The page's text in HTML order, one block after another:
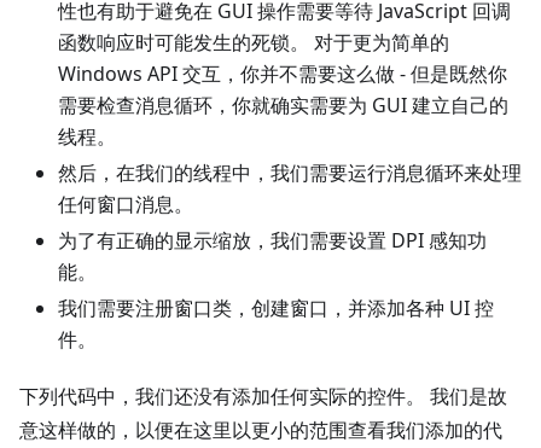
性也有助于避免在 GUI 操作需要等待 JavaScript 回调
函数响应时可能发生的死锁。 对于更为简单的
Windows API 交互，你并不需要这么做 - 但是既然你
需要检查消息循环，你就确实需要为 GUI 建立自己的
线程。
然后，在我们的线程中，我们需要运行消息循环来处理
任何窗口消息。
为了有正确的显示缩放，我们需要设置 DPI 感知功
能。
我们需要注册窗口类，创建窗口，并添加各种 UI 控
件。
下列代码中，我们还没有添加任何实际的控件。 我们是故
意这样做的，以便在这里以更小的范围查看我们添加的代